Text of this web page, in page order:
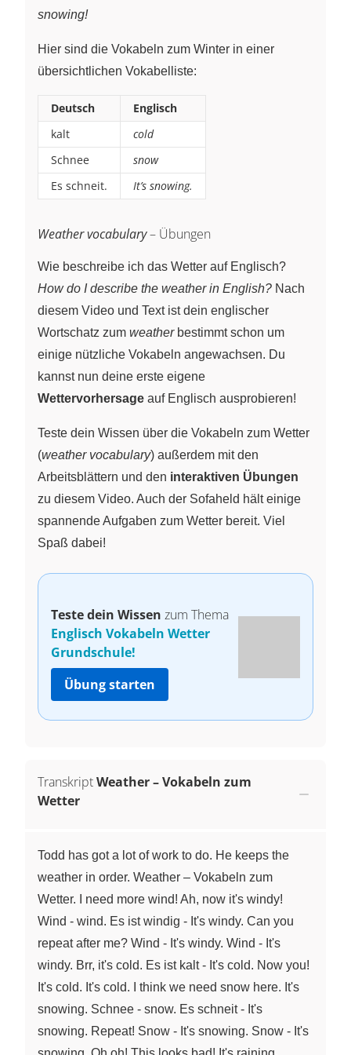
snowing!
Hier sind die Vokabeln zum Winter in einer
übersichtlichen Vokabelliste:
Deutsch
Englisch
kalt
cold
Schnee
snow
Es schneit.
It’s snowing.
Weather vocabulary– Übungen
Wie beschreibe ich das Wetter auf Englisch?
How do I describe the weather in English? Nach
diesem Video und Text ist dein englischer
Wortschatz zum weatherbestimmt schon um
einige nützliche Vokabeln angewachsen. Du
kannst nun deine erste eigene
Wettervorhersage auf Englisch ausprobieren!
Teste dein Wissen über die Vokabeln zum Wetter
(weather vocabulary) außerdem mit den
Arbeitsblättern und den interaktiven Übungen
zu diesem Video. Auch der Sofaheld hält einige
spannende Aufgaben zum Wetter bereit. Viel
Spaß dabei!
Teste dein Wissen zum Thema
Englisch Vokabeln Wetter
Grundschule!
Übung starten
TranskriptWeather – Vokabeln zum
Wetter
Todd has got a lot of work to do. He keeps the
weather in order. Weather – Vokabeln zum
Wetter. I need more wind! Ah, now it's windy!
Wind - wind. Es ist windig - It's windy. Can you
repeat after me? Wind - It's windy. Wind - It's
windy. Brr, it's cold. Es ist kalt - It's cold. Now you!
It's cold. It's cold. I think we need snow here. It's
snowing. Schnee - snow. Es schneit - It's
snowing. Repeat! Snow - It's snowing. Snow - It's